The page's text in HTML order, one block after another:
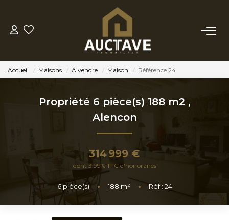
ACHETER
ESTIMER
BIENS VENDUS
NOTRE AGENCE
CONTACT
Accueil Maisons A vendre Maison Référence 24
Propriété 6 pièce(s) 188 m2 ,
Alencon
314 999 €
dont 3,99% TTC d'honoraires
6pièce(s) • 188 m² • Réf : 24